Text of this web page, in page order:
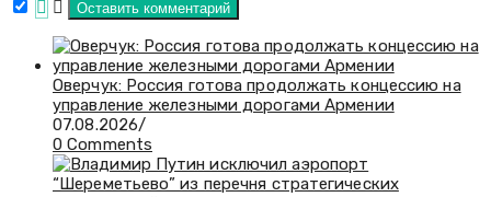
Оверчук: Россия готова продолжать концессию на
управление железными дорогами Армении
07.08.2026/
0 Comments